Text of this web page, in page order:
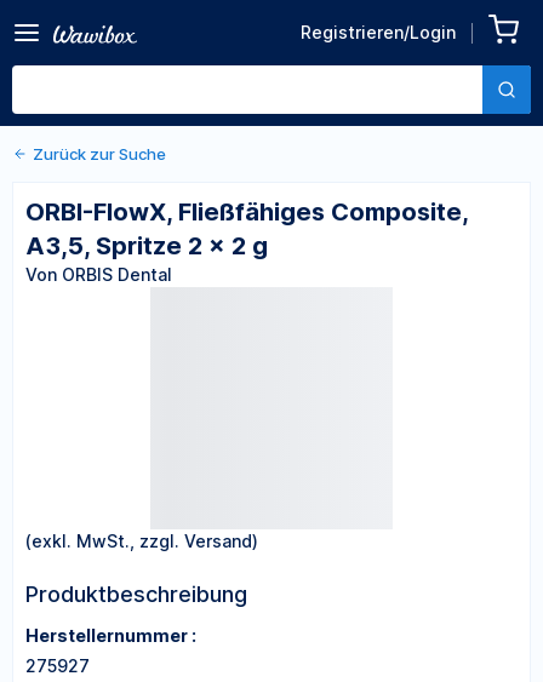
Registrieren/Login
Composite, A3,5, Spritze 2 x
2 g
Von ORBIS Dental
Zurück zu den Produktdetails
Zurück zur Suche
ORBI-FlowX, Fließfähiges Composite,
A3,5, Spritze 2 x 2 g
Von ORBIS Dental
(exkl. MwSt., zzgl. Versand)
Produktbeschreibung
Herstellernummer :
275927